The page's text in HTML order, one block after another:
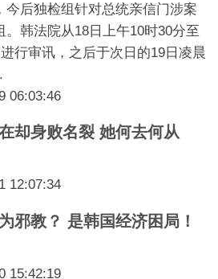
今后独检组针对总统亲信门涉案
韩法院从18日上午10时30分至
行审讯，之后于次日的19日凌晨
06:03:46
却身败名裂 她何去何从
12:07:34
邪教？ 是韩国经济困局！
15:42:19